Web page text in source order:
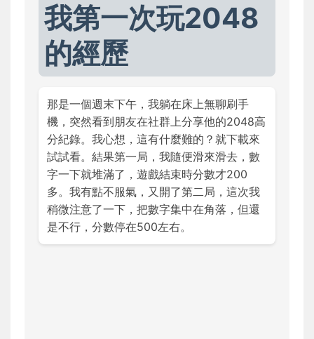
我第一次玩2048
的經歷
那是一個週末下午，我躺在床上無聊刷手
機，突然看到朋友在社群上分享他的2048高
分紀錄。我心想，這有什麼難的？就下載來
試試看。結果第一局，我隨便滑來滑去，數
字一下就堆滿了，遊戲結束時分數才200
多。我有點不服氣，又開了第二局，這次我
稍微注意了一下，把數字集中在角落，但還
是不行，分數停在500左右。